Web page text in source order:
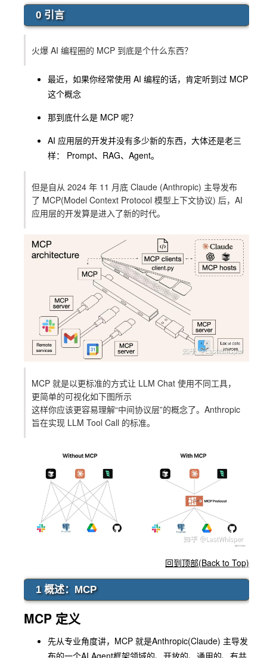
0 引言
火爆 AI 编程圈的 MCP 到底是个什么东西？
最近，如果你经常使用 AI 编程的话，肯定听到过 MCP
这个概念
那到底什么是 MCP 呢？
AI 应用层的开发并没有多少新的东西，大体还是老三
样： Prompt、 RAG、 Agent。
但是自从 2024 年 11 月底 Claude (Anthropic) 主导发布
了 MCP(Model Context Protocol 模型上下文协议) 后，AI
应用层的开发算是进入了新的时代。
MCP 就是以更标准的方式让 LLM Chat 使用不同工具，
更简单的可视化如下图所示
这样你应该更容易理解“中间协议层”的概念了。Anthropic
旨在实现 LLM Tool Call 的标准。
回到顶部(Back to Top)
1 概述：MCP
MCP 定义
先从专业角度讲， MCP 就是Anthropic(Claude) 主导发